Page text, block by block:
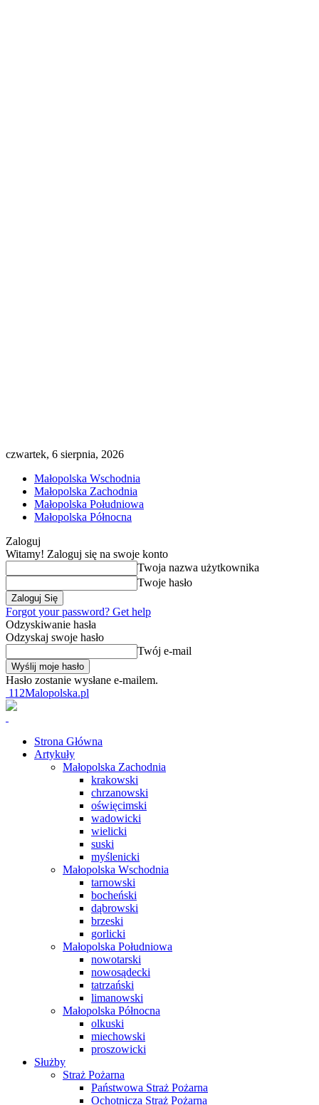
czwartek, 6 sierpnia, 2026
Małopolska Wschodnia
Małopolska Zachodnia
Małopolska Południowa
Małopolska Północna
Zaloguj
Witamy! Zaloguj się na swoje konto
Twoja nazwa użytkownika
Twoje hasło
Forgot your password? Get help
Odzyskiwanie hasła
Odzyskaj swoje hasło
Twój e-mail
Hasło zostanie wysłane e-mailem.
112Malopolska.pl
Strona Główna
Artykuły
Małopolska Zachodnia
krakowski
chrzanowski
oświęcimski
wadowicki
wielicki
suski
myślenicki
Małopolska Wschodnia
tarnowski
bocheński
dąbrowski
brzeski
gorlicki
Małopolska Południowa
nowotarski
nowosądecki
tatrzański
limanowski
Małopolska Północna
olkuski
miechowski
proszowicki
Służby
Straż Pożarna
Państwowa Straż Pożarna
Ochotnicza Straż Pożarna